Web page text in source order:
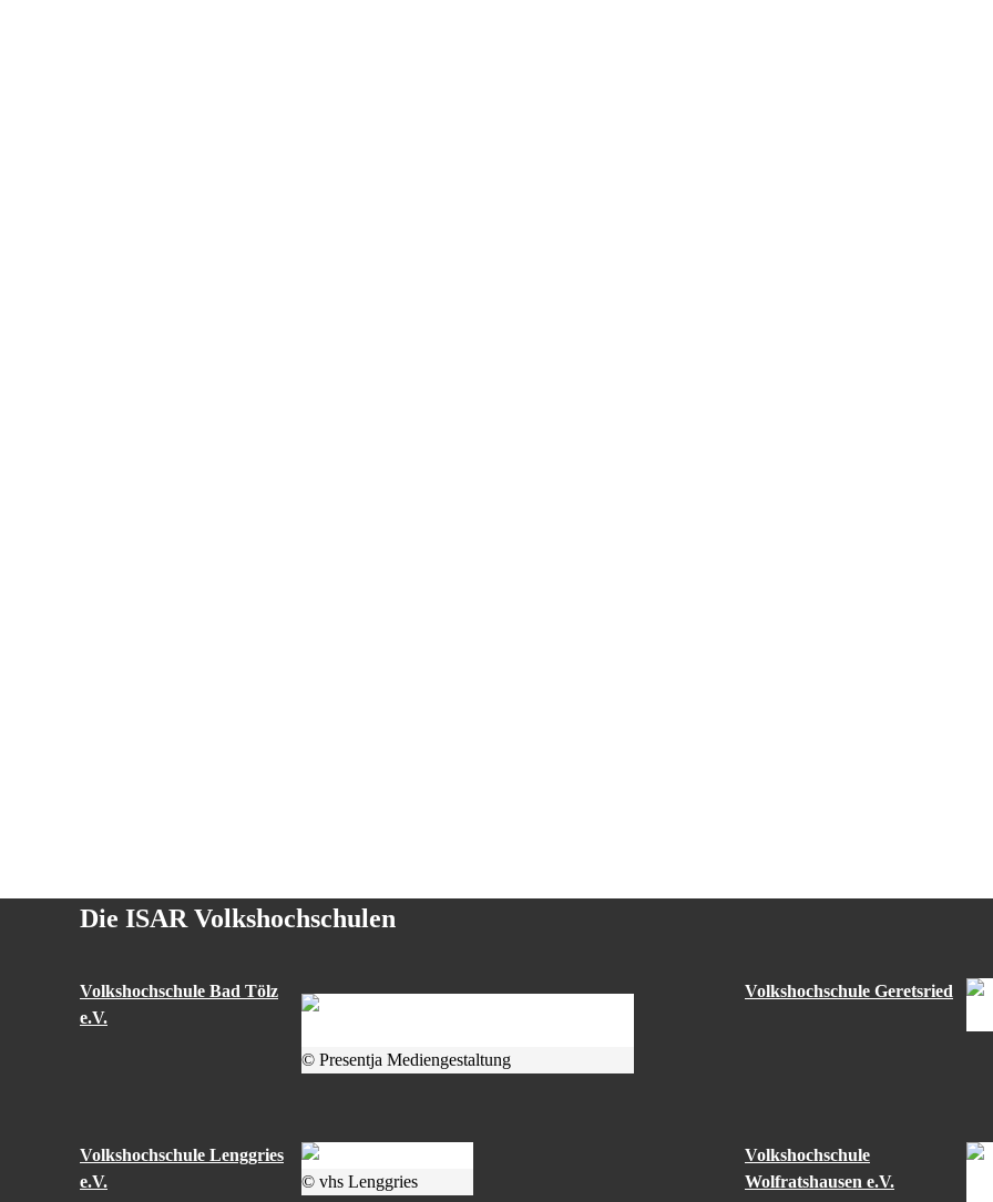
Die ISAR Volkshochschulen
Volkshochschule Bad Tölz
e.V.
© Presentja Mediengestaltung
Volkshochschule Geretsried
Volkshochschule Lenggries
e.V.
© vhs Lenggries
Volkshochschule
Wolfratshausen e.V.